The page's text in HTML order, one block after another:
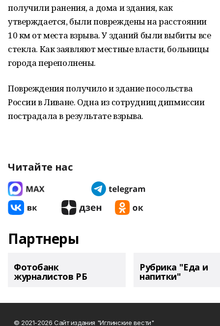
получили ранения, а дома и здания, как
утверждается, были повреждены на расстоянии
10 км от места взрыва. У зданий были выбиты все
стекла. Как заявляют местные власти, больницы
города переполнены.
Повреждения получило и здание посольства
России в Ливане. Одна из сотрудниц дипмиссии
пострадала в результате взрыва.
Читайте нас
Партнеры
Фотобанк
журналистов РБ
Рубрика "Еда и
напитки"
© 2021-2026 Сайт издания "Иглинские вести"